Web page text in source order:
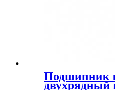
Подшипник
двухрядный